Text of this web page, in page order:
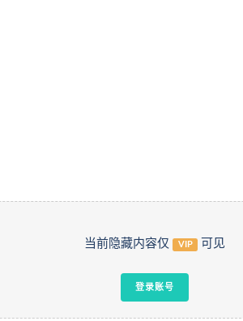
当前隐藏内容仅 VIP 可见
登录账号